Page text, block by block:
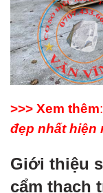
>>> Xem thêm:
đẹp nhất hiện
Giới thiệu
cẩm thạch